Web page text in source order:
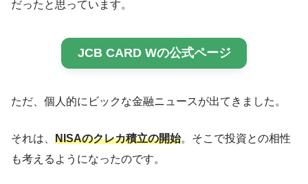
だったと思っています。
JCB CARD Wの公式ページ
ただ、個人的にビックな金融ニュースが出てきました。
それは、 NISAのクレカ積立の開始。そこで投資との相性
も考えるようになったのです。